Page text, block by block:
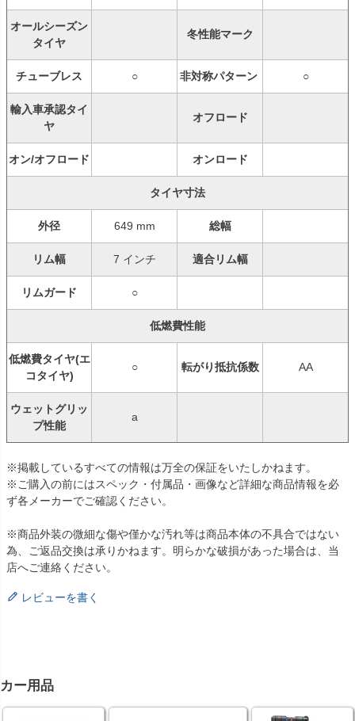
オールシーズン
タイヤ
冬性能マーク
チューブレス ○ 非対称パターン ○
輸入車承認タイ
ヤ
オフロード
オン/オフロード オンロード
タイヤ寸法
外径 649 mm 総幅
リム幅 7 インチ 適合リム幅
リムガード ○
低燃費性能
低燃費タイヤ(エ
コタイヤ)
○ 転がり抵抗係数 AA
ウェットグリッ
プ性能
a
※掲載しているすべての情報は万全の保証をいたしかねます。
※ご購入の前にはスペック・付属品・画像など詳細な商品情報を必
ず各メーカーでご確認ください。
※商品外装の微細な傷や僅かな汚れ等は商品本体の不具合ではない
為、ご返品交換は承りかねます。明らかな破損があった場合は、当
店へご連絡ください。
レビューを書く
カー用品